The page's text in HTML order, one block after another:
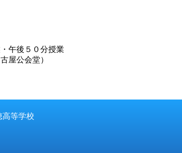
午後５０分授業
屋公会堂）
等学校